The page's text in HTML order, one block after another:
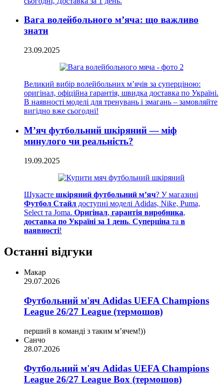
Вага волейбольного м’яча: що важливо
знати
23.09.2025
Великий вибір волейбольних м’ячів за суперціною:
оригінал, офіційна гарантія, швидка доставка по Україні.
В наявності моделі для тренувань і змагань – замовляйте
вигідно вже сьогодні!
М’яч футбольний шкіряний — міф
минулого чи реальність?
19.09.2025
Шукаєте шкіряний футбольний м’яч? У магазині
Футбол Стайл доступні моделі Adidas, Nike, Puma,
Select та Joma. Оригінал, гарантія виробника,
доставка по Україні за 1 день. Суперціна та в
наявності!
Останні відгуки
Макар
29.07.2026
Футбольний м'яч Adidas UEFA Champions
League 26/27 League (термошов)
перший в команді з таким мʼячем!))
Санчо
28.07.2026
Футбольний м'яч Adidas UEFA Champions
League 26/27 League Box (термошов)